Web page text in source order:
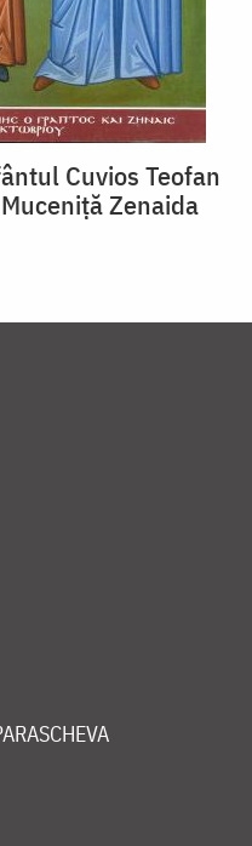
Cuvios Teofan
Zenaida